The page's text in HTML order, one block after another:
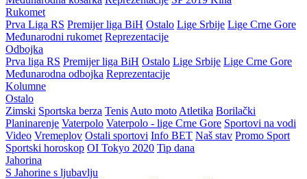
Rukomet
Prva Liga RS Premijer liga BiH Ostalo Lige Srbije Lige Crne Gore
Međunarodni rukomet Reprezentacije
Odbojka
Prva liga RS Premijer liga BiH Ostalo Lige Srbije Lige Crne Gore
Međunarodna odbojka Reprezentacije
Kolumne
Ostalo
Zimski Sportska berza Tenis Auto moto Atletika Borilački
Planinarenje Vaterpolo Vaterpolo - lige Crne Gore Sportovi na vodi
Video Vremeplov Ostali sportovi Info BET Naš stav Promo Sport
Sportski horoskop OI Tokyo 2020 Tip dana
Jahorina
S Jahorine s ljubavlju